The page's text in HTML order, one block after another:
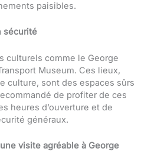
paisibles.
sécurité
culturels comme le George
Museum. Ces lieux,
culture, sont des espaces sûrs
de profiter de ces
heures d’ouverture et de
généraux.
visite agréable à George